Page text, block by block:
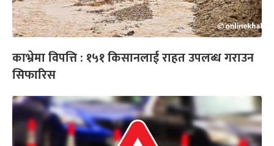
काभ्रेमा विपत्ति : १५१ किसानलाई राहत उपलब्ध गराउन
सिफारिस